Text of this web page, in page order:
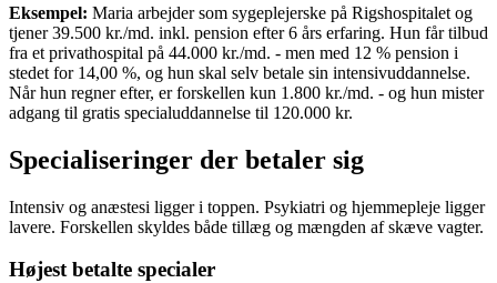
Eksempel: Maria arbejder som sygeplejerske på Rigshospitalet og
tjener 39.500 kr./md. inkl. pension efter 6 års erfaring. Hun får tilbud
fra et privathospital på 44.000 kr./md. - men med 12 % pension i
stedet for 14,00 %, og hun skal selv betale sin intensivuddannelse.
Når hun regner efter, er forskellen kun 1.800 kr./md. - og hun mister
adgang til gratis specialuddannelse til 120.000 kr.
Specialiseringer der betaler sig
Intensiv og anæstesi ligger i toppen. Psykiatri og hjemmepleje ligger
lavere. Forskellen skyldes både tillæg og mængden af skæve vagter.
Højest betalte specialer